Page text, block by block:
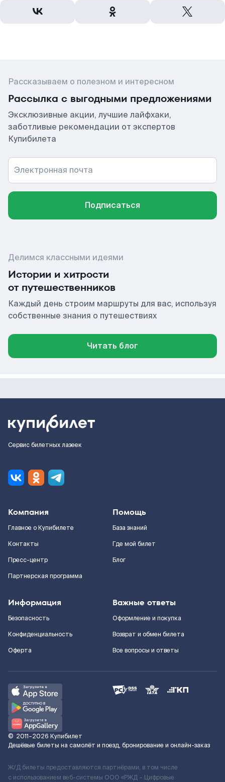
Рассказываем о полезном и интересном
Рассылка с выгодными предложениями
Эксклюзивные акции, лучшие лайфхаки,
заботливые рекомендации от экспертов
Купибилета
Электронная почта
Подписаться
Делимся классными идеями
Истории и хитрости
от путешественников
Каждый день строим маршруты для вас, используя
собственные знания о путешествиях
Читать блог
Сервис билетных лазеек
Компания
Главное о Купибилете
Контакты
Пресс-центр
Партнерская программа
Помощь
База знаний
Где мой билет
Блог
Информация
Безопасность
Конфиденциальность
Оферта
Важные ответы
Оформление и покупка
Возврат и обмен билета
Все вопросы и ответы
© 2011–2026 Купибилет
Дешёвые билеты на самолёт и поезд, бронирование и онлайн-заказ
Ж/Д билеты предоставляются партнёрами, в том числе
с использованием веб-системы ООО «РЖД – Цифровые